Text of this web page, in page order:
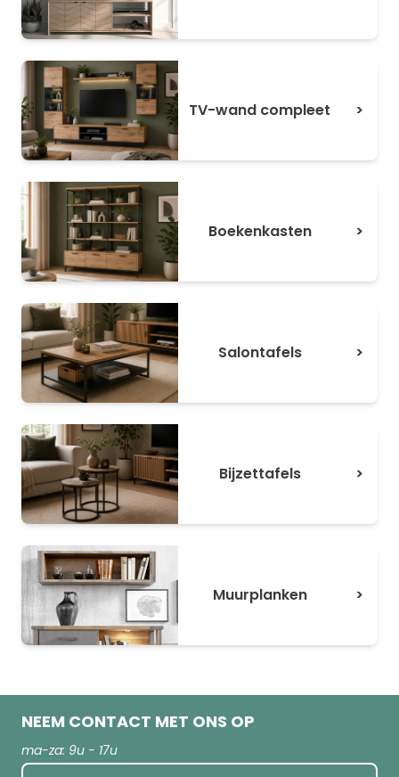
TV-wand compleet >
Boekenkasten >
Salontafels >
Bijzettafels >
Muurplanken >
NEEM CONTACT MET ONS OP
ma-za: 9u - 17u